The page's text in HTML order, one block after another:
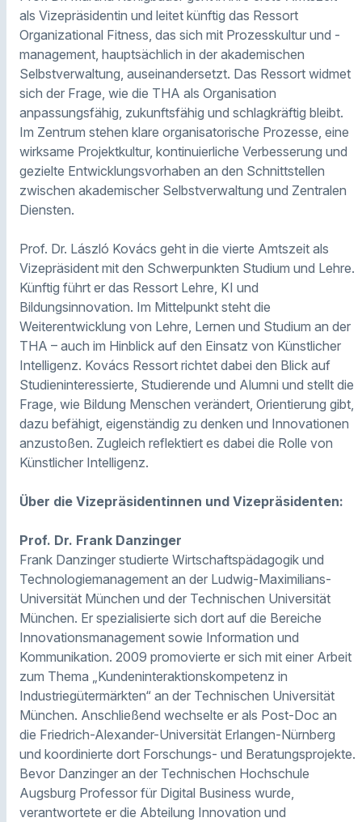
als Vizepräsidentin und leitet künftig das Ressort
Organizational Fitness, das sich mit Prozesskultur und -
management, hauptsächlich in der akademischen
Selbstverwaltung, auseinandersetzt. Das Ressort widmet
sich der Frage, wie die THA als Organisation
anpassungsfähig, zukunftsfähig und schlagkräftig bleibt.
Im Zentrum stehen klare organisatorische Prozesse, eine
wirksame Projektkultur, kontinuierliche Verbesserung und
gezielte Entwicklungsvorhaben an den Schnittstellen
zwischen akademischer Selbstverwaltung und Zentralen
Diensten.
Prof. Dr. László Kovács geht in die vierte Amtszeit als
Vizepräsident mit den Schwerpunkten Studium und Lehre.
Künftig führt er das Ressort Lehre, KI und
Bildungsinnovation. Im Mittelpunkt steht die
Weiterentwicklung von Lehre, Lernen und Studium an der
THA – auch im Hinblick auf den Einsatz von Künstlicher
Intelligenz. Kovács Ressort richtet dabei den Blick auf
Studieninteressierte, Studierende und Alumni und stellt die
Frage, wie Bildung Menschen verändert, Orientierung gibt,
dazu befähigt, eigenständig zu denken und Innovationen
anzustoßen. Zugleich reflektiert es dabei die Rolle von
Künstlicher Intelligenz.
Über die Vizepräsidentinnen und Vizepräsidenten:
Prof. Dr. Frank Danzinger
Frank Danzinger studierte Wirtschaftspädagogik und
Technologiemanagement an der Ludwig-Maximilians-
Universität München und der Technischen Universität
München. Er spezialisierte sich dort auf die Bereiche
Innovationsmanagement sowie Information und
Kommunikation. 2009 promovierte er sich mit einer Arbeit
zum Thema „Kundeninteraktionskompetenz in
Industriegütermärkten“ an der Technischen Universität
München. Anschließend wechselte er als Post-Doc an
die Friedrich-Alexander-Universität Erlangen-Nürnberg
und koordinierte dort Forschungs- und Beratungsprojekte.
Bevor Danzinger an der Technischen Hochschule
Augsburg Professor für Digital Business wurde,
verantwortete er die Abteilung Innovation und